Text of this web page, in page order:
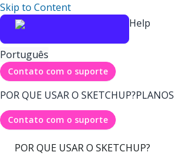
Skip to Content
Help
Português
Contato com o suporte
POR QUE USAR O SKETCHUP?PLANOS
Contato com o suporte
POR QUE USAR O SKETCHUP?